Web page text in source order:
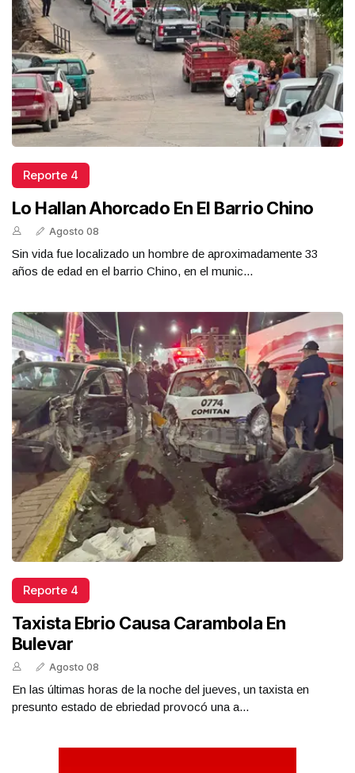
Reporte 4
Lo Hallan Ahorcado En El Barrio Chino
Agosto 08
Sin vida fue localizado un hombre de aproximadamente 33
años de edad en el barrio Chino, en el munic...
Reporte 4
Taxista Ebrio Causa Carambola En
Bulevar
Agosto 08
En las últimas horas de la noche del jueves, un taxista en
presunto estado de ebriedad provocó una a...